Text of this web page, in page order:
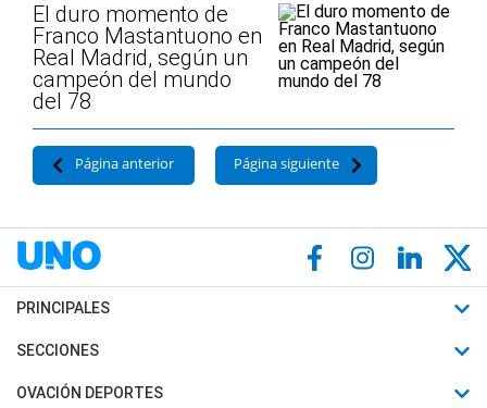
El duro momento de
Franco Mastantuono en
Real Madrid, según un
campeón del mundo
del 78
Página anterior Página siguiente
PRINCIPALES
Últimas Noticias
Política
SECCIONES
Horóscopo
OVACIÓN DEPORTES